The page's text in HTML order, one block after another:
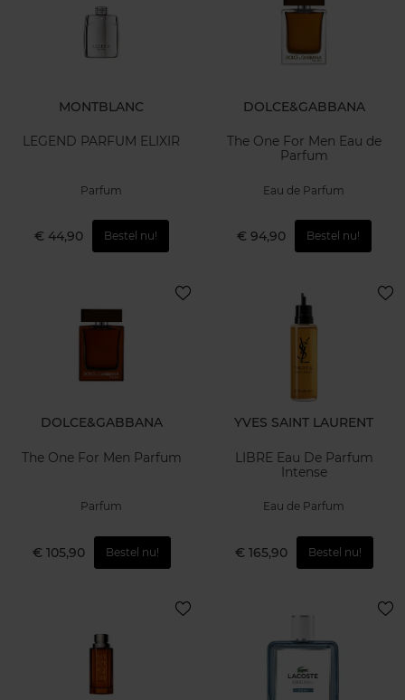
MONTBLANC
LEGEND PARFUM ELIXIR
Parfum
€ 44,90 Bestel nu!
DOLCE&GABBANA
The One For Men Eau de
Parfum
Eau de Parfum
€ 94,90 Bestel nu!
DOLCE&GABBANA
The One For Men Parfum
Parfum
€ 105,90 Bestel nu!
YVES SAINT LAURENT
LIBRE Eau De Parfum
Intense
Eau de Parfum
€ 165,90 Bestel nu!